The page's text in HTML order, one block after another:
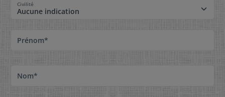
Civilité
Prénom*
Nom*